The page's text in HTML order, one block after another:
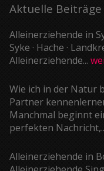
Aktuelle Beiträge
Alleinerziehende in
Syke · Hache ·
Alleinerziehende...
Wie ich in der Natur
Partner
Manchmal beginnt
perfekten
Alleinerziehende in